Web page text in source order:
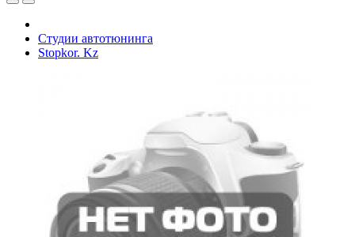
Студии автотюнинга
Stopkor. Kz